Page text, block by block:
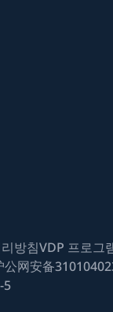
방침VDP 프로그
公网安备
5